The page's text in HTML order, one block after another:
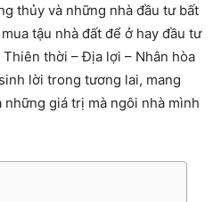
thủy và những nhà đầu tư bất
tậu nhà đất để ở hay đầu tư
thời – Địa lợi – Nhân hòa
lời trong tương lai, mang
những giá trị mà ngôi nhà mình